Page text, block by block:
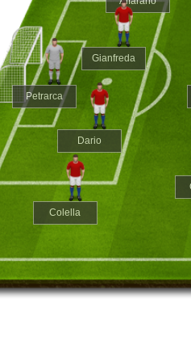
Petrarca
Colella
Dario
Gianfreda